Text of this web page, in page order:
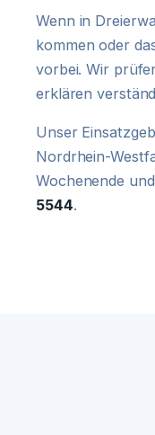
Wenn in
kommen oder
vorbei. Wir
erklären
Unser
Nordrhein-
Wochenende
5544.